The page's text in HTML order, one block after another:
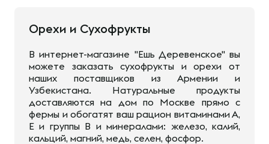
Орехи и Сухофрукты
В интернет-магазине "Ешь Деревенское" вы
можете заказать сухофрукты и орехи от
наших поставщиков из Армении и
Узбекистана. Натуральные продукты
доставляются на дом по Москве прямо с
фермы и обогатят ваш рацион витаминами А,
Е и группы В и минералами: железо, калий,
кальций, магний, медь, селен, фосфор.